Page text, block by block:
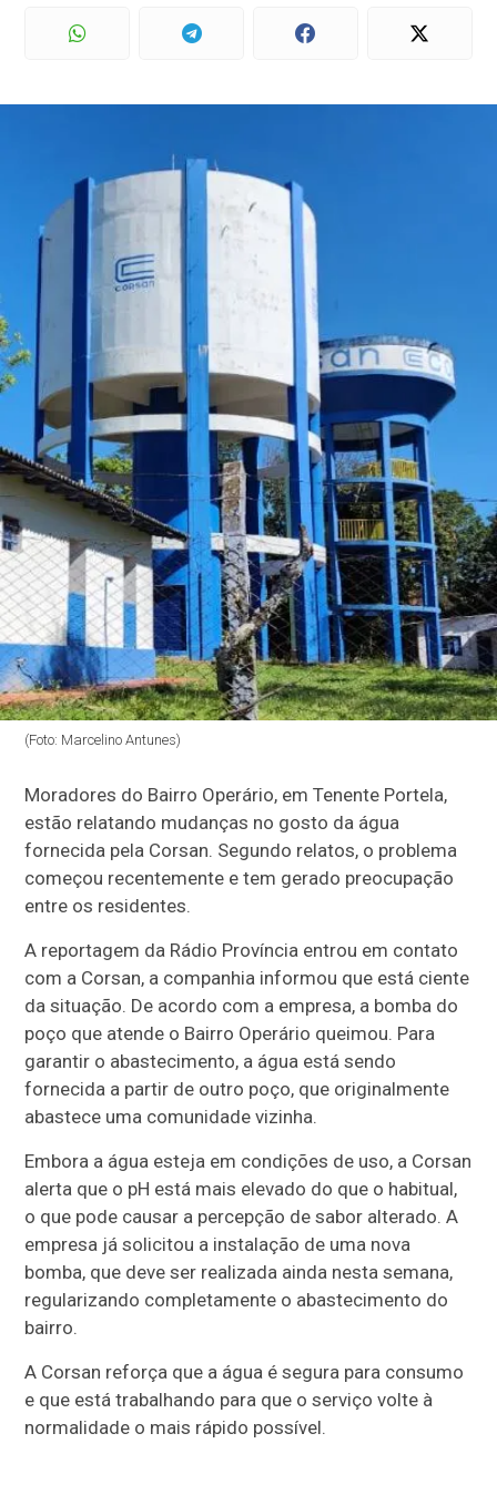
(Foto: Marcelino Antunes)
Moradores do Bairro Operário, em Tenente Portela,
estão relatando mudanças no gosto da água
fornecida pela Corsan. Segundo relatos, o problema
começou recentemente e tem gerado preocupação
entre os residentes.
A reportagem da Rádio Província entrou em contato
com a Corsan, a companhia informou que está ciente
da situação. De acordo com a empresa, a bomba do
poço que atende o Bairro Operário queimou. Para
garantir o abastecimento, a água está sendo
fornecida a partir de outro poço, que originalmente
abastece uma comunidade vizinha.
Embora a água esteja em condições de uso, a Corsan
alerta que o pH está mais elevado do que o habitual,
o que pode causar a percepção de sabor alterado. A
empresa já solicitou a instalação de uma nova
bomba, que deve ser realizada ainda nesta semana,
regularizando completamente o abastecimento do
bairro.
A Corsan reforça que a água é segura para consumo
e que está trabalhando para que o serviço volte à
normalidade o mais rápido possível.